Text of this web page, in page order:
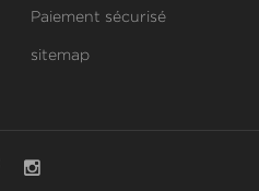
Paiement sécurisé
sitemap